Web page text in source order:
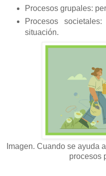
Procesos grupales:
Procesos
situación.
Imagen. Cuando se ayuda
procesos